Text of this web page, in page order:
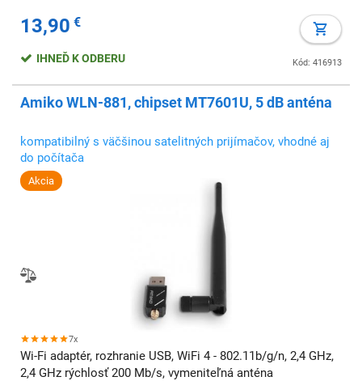
13,90 €
Kód: 416913
IHNEĎ K ODBERU
Amiko WLN-881, chipset MT7601U, 5 dB anténa
kompatibilný s väčšinou satelitných prijímačov, vhodné aj
do počítača
Akcia
7x
Wi-Fi adaptér, rozhranie USB, WiFi 4 - 802.11b/g/n, 2,4 GHz,
2,4 GHz rýchlosť 200 Mb/s, vymeniteľná anténa